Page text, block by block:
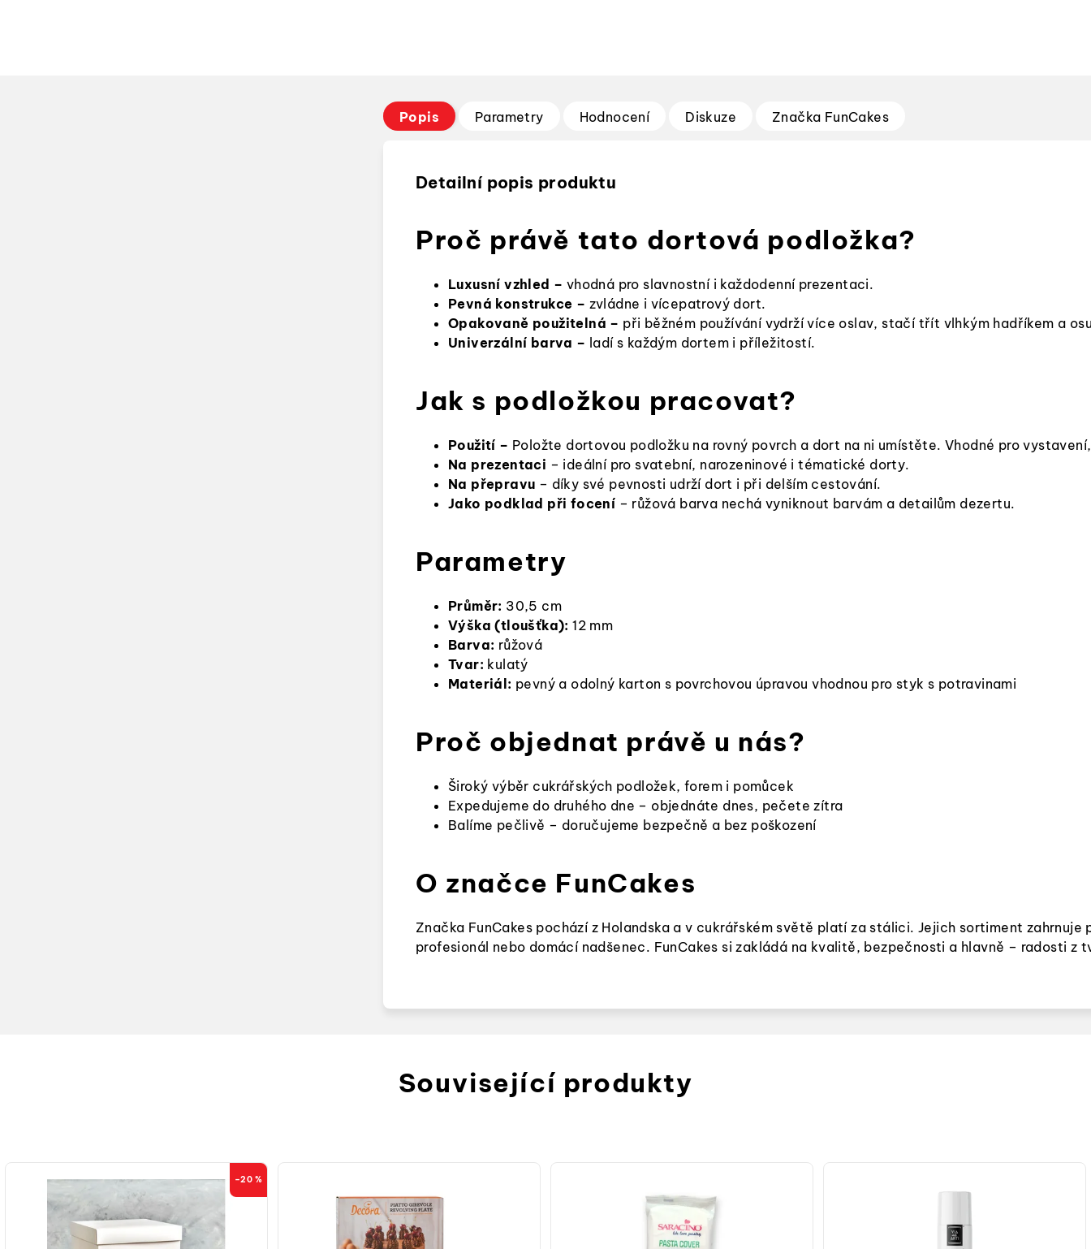
Popis Parametry Hodnocení Diskuze Značka FunCakes
Detailní popis produktu
Proč právě tato dortová podložka?
Luxusní vzhled – vhodná pro slavnostní i každodenní prezentaci.
Pevná konstrukce – zvládne i vícepatrový dort.
Opakovaně použitelná – při běžném používání vydrží více oslav, stačí třít vlhkým hadříkem a
Univerzální barva – ladí s každým dortem i příležitostí.
Jak s podložkou pracovat?
Použití – Položte dortovou podložku na rovný povrch a dort na ni umístěte. Vhodné pro
Na prezentaci – ideální pro svatební, narozeninové i tématické dorty.
Na přepravu – díky své pevnosti udrží dort i při delším cestování.
Jako podklad při focení – růžová barva nechá vyniknout barvám a detailům dezertu.
Parametry
Průměr: 30,5 cm
Výška (tloušťka): 12 mm
Barva: růžová
Tvar: kulatý
Materiál: pevný a odolný karton s povrchovou úpravou vhodnou pro styk s potravinami
Proč objednat právě u nás?
Široký výběr cukrářských podložek, forem i pomůcek
Expedujeme do druhého dne – objednáte dnes, pečete zítra
Balíme pečlivě – doručujeme bezpečně a bez poškození
O značce FunCakes
Značka FunCakes pochází z Holandska a v cukrářském světě platí za stálici. Jejich sortiment
profesionál nebo domácí nadšenec. FunCakes si zakládá na kvalitě, bezpečnosti a hlavně – radosti
Související produkty
–20 %